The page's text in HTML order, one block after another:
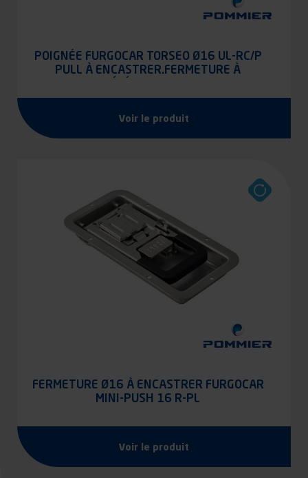
POIGNÉE FURGOCAR TORSEO Ø16 UL-RC/P
PULL À ENCASTRER.FERMETURE À
Voir le produit
FERMETURE Ø16 À ENCASTRER FURGOCAR
MINI-PUSH 16 R-PL
Voir le produit